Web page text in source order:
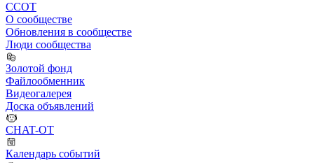
ССОТ
О сообществе
Обновления в сообществе
Люди сообщества
Золотой фонд
Файлообменник
Видеогалерея
Доска объявлений
CHAT-OT
Календарь событий